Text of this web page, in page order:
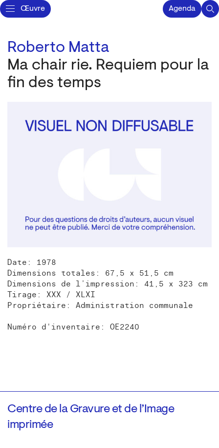
Œuvre Agenda
Roberto Matta
Ma chair rie. Requiem pour la
fin des temps
Date: 1978
Dimensions totales: 67,5 x 51,5 cm
Dimensions de l’impression: 41,5 x 323 cm
Tirage: XXX / XLXI
Propriétaire: Administration communale
Numéro d'inventaire: OE2240
Centre de la Gravure et de l’Image
imprimée